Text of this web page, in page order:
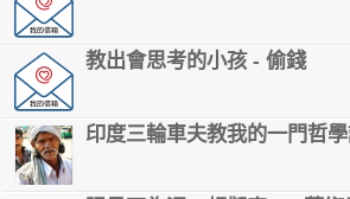
教出會思考的小孩 - 偷錢
印度三輪車夫教我的一門哲